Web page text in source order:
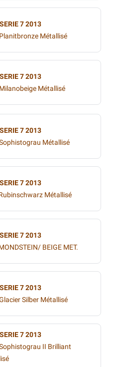
7 2013
Métallisé
7 2013
Métallisé
7 2013
Métallisé
7 2013
Métallisé
7 2013
BEIGE MET.
7 2013
Silber Métallisé
7 2013
II Brilliant